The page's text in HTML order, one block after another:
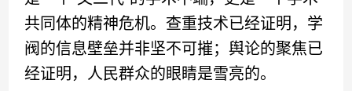
共同体的精神危机。查重技术已经证明，学
阀的信息壁垒并非坚不可摧；舆论的聚焦已
经证明，人民群众的眼睛是雪亮的。